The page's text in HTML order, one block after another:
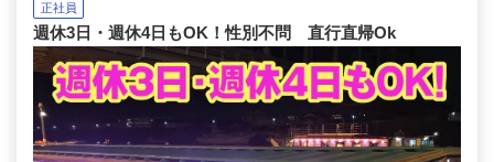
正社員
週休3日・週休4日もOK！性別不問 直行直帰Ok